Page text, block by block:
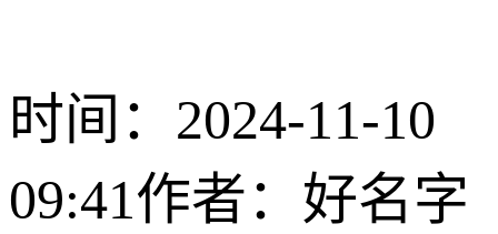
时间：2024-11-10
09:41作者：好名字